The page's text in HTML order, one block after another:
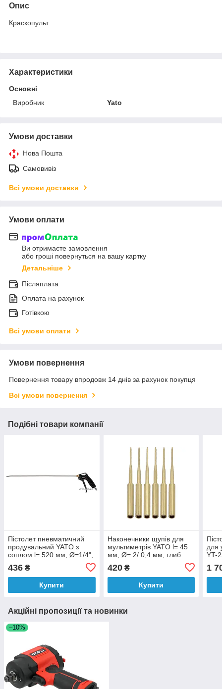
Опис
Краскопульт
Характеристики
Основні
Виробник
Yato
Умови доставки
Нова Пошта
Самовивіз
Всі умови доставки
Умови оплати
Ви отримаєте замовлення
або гроші повернуться на вашу картку
Детальніше
Післяплата
Оплата на рахунок
Готівкою
Всі умови оплати
Умови повернення
Повернення товару впродовж 14 днів за рахунок покупця
Всі умови повернення
Подібні товари компанії
Пістолет пневматичний
продувальний YATO з
соплом l= 520 мм, Ø=1/4",
[30/60/540]
436 ₴
Купити
Наконечники щупів для
мультиметрів YATO l= 45
мм, Ø= 2/ 0,4 мм, глиб.
отвору- 18 мм з міді, 6 шт
420₴
Купити
для
YT-
МПА
1
Акційні пропозиції та новинки
–10%